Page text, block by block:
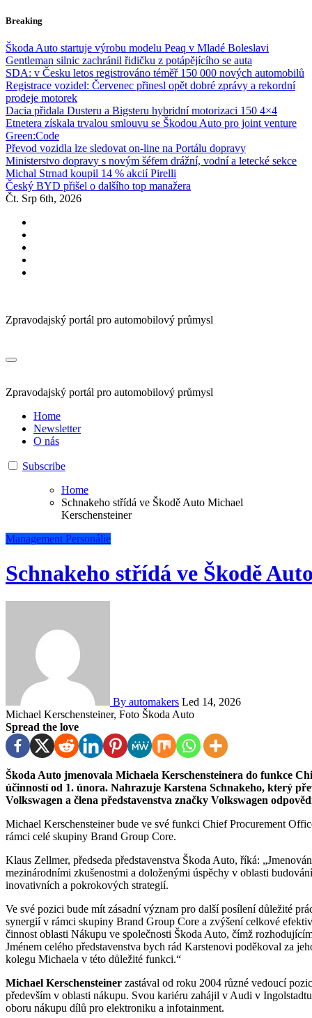
Skip
content
Breaking
Škoda Auto startuje výrobu modelu Peaq v Mladé Boleslavi
Gentleman silnic zachránil řidičku z potápějícího se auta
SDA: v Česku letos registrováno téměř 150 000 nových automobilů
Registrace vozidel: Červenec přinesl opět dobré zprávy a rekordní
prodeje motorek
Dacia přidala Dusteru a Bigsteru hybridní motorizaci 150 4×4
Etnetera získala trvalou smlouvu se Škodou Auto pro joint venture
Green:Code
Převod vozidla lze sledovat on-line na Portálu dopravy
Ministerstvo dopravy s novým šéfem drážní, vodní a letecké sekce
Michal Strnad koupil 14 % akcií Pirelli
Český BYD přišel o dalšího top manažera
Čt. Srp 6th, 2026
Zpravodajský portál pro automobilový průmysl
Zpravodajský portál pro automobilový průmysl
Home
Newsletter
O nás
Subscribe
Home
Schnakeho střídá ve Škodě Auto Michael
Kerschensteiner
Management Personálie
Schnakeho střídá ve Škodě
By automakers Led 14, 2026
Michael Kerschensteiner, Foto Škoda Auto
Spread the love
Škoda Auto jmenovala Michaela Kerschensteinera do funkce Chief Procurement Officer Škoda a region Východ, s
účinností od 1. února. Nahrazuje Karstena Schnakeho, který
Volkswagen a člena představenstva značky Volkswagen
Michael Kerschensteiner bude ve své funkci Chief Procurement
rámci celé skupiny Brand Group Core.
Klaus Zellmer, předseda představenstva Škoda Auto, říká:
mezinárodními zkušenostmi a doloženými úspěchy v oblasti
inovativních a pokrokových strategií.
Ve své pozici bude mít zásadní význam pro další posílení důležité
synergií v rámci skupiny Brand Group Core a zvýšení celkové
činnost oblasti Nákupu ve společnosti Škoda Auto, čímž
Jménem celého představenstva bych rád Karstenovi poděkoval za
kolegu Michaela v této důležité funkci.“
Michael Kerschensteiner zastával od roku 2004 různé vedoucí
především v oblasti nákupu. Svou kariéru zahájil v Audi v
oboru nákupu dílů pro elektroniku a infotainment.